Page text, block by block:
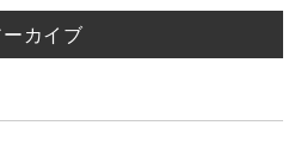
カイブ